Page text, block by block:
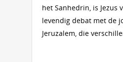
het Sanhedrin, is Jezus
levendig debat met de
Jeruzalem, die